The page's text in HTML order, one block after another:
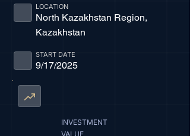
North Kazakhstan Region,
Kazakhstan
LOCATION
9/17/2025
START DATE
INVESTMENT
VALUE